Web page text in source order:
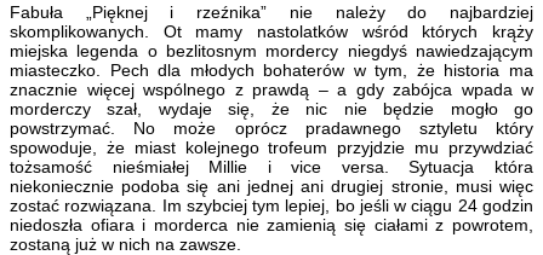
Fabuła „Pięknej i rzeźnika” nie należy do najbardziej
skomplikowanych. Ot mamy nastolatków wśród których krąży
miejska legenda o bezlitosnym mordercy niegdyś nawiedzającym
miasteczko. Pech dla młodych bohaterów w tym, że historia ma
znacznie więcej wspólnego z prawdą – a gdy zabójca wpada w
morderczy szał, wydaje się, że nic nie będzie mogło go
powstrzymać. No może oprócz pradawnego sztyletu który
spowoduje, że miast kolejnego trofeum przyjdzie mu przywdziać
tożsamość nieśmiałej Millie i vice versa. Sytuacja która
niekoniecznie podoba się ani jednej ani drugiej stronie, musi więc
zostać rozwiązana. Im szybciej tym lepiej, bo jeśli w ciągu 24 godzin
niedoszła ofiara i morderca nie zamienią się ciałami z powrotem,
zostaną już w nich na zawsze.